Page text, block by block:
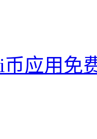
币应用免